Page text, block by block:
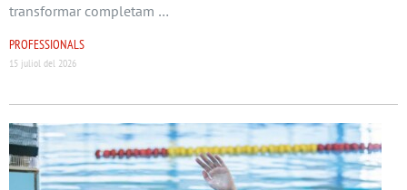
transformar completam …
PROFESSIONALS
15 juliol del 2026